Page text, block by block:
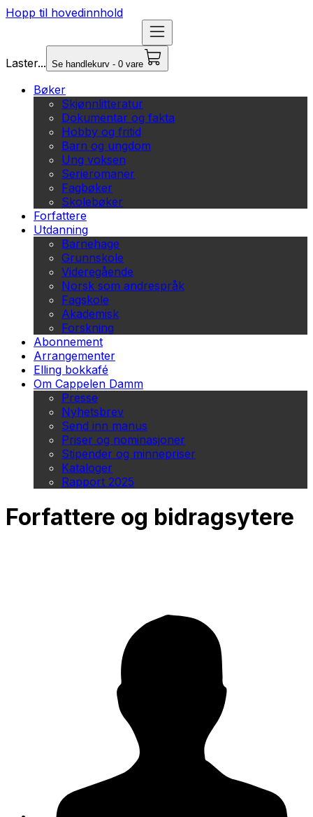
Hopp til hovedinnhold
Laster... Se handlekurv - 0 vare
Bøker
Skjønnlitteratur
Dokumentar og fakta
Hobby og fritid
Barn og ungdom
Ung voksen
Serieromaner
Fagbøker
Skolebøker
Forfattere
Utdanning
Barnehage
Grunnskole
Videregående
Norsk som andrespråk
Fagskole
Akademisk
Forskning
Abonnement
Arrangementer
Elling bokkafé
Om Cappelen Damm
Presse
Nyhetsbrev
Send inn manus
Priser og nominasjoner
Stipender og minnepriser
Kataloger
Rapport 2025
Forfattere og bidragsytere